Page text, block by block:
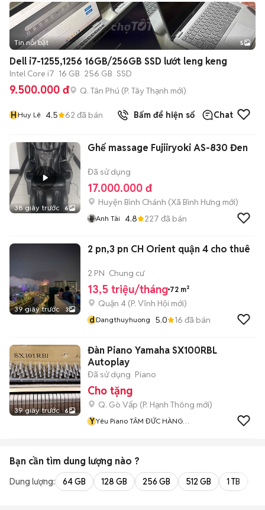
Tin nổi bật 5
Dell i7-1255,1256 16GB/256GB SSD lướt leng keng
Intel Core i7 16 GB 256 GB SSD
9.500.000 đ Q. Tân Phú (P. Tây Thạnh mới)
HHuy Lê 4.5 62 đã bán Bấm để hiện số Chat
38 giây trước 6
Ghế massage Fujiiryoki AS-830 Đen
Đã sử dụng
17.000.000 đ
Huyện Bình Chánh (Xã Bình Hưng mới)
Anh Tài 4.8 227 đã bán
39 giây trước 3
2 pn,3 pn CH Orient quận 4 cho thuê
2 PN Chung cư
13,5 triệu/tháng 72 m²
Quận 4 (P. Vĩnh Hội mới)
dDangthuyhuong 5.0 16 đã bán
39 giây trước 6
Đàn Piano Yamaha SX100RBL
Autoplay
Đã sử dụng Piano
Cho tặng
Q. Gò Vấp (P. Hạnh Thông mới)
YYêu Piano TÂM ĐỨC HÀNG
Bạn cần tìm dung lượng nào ?
Dung lượng: 64 GB 128 GB 256 GB 512 GB 1 TB